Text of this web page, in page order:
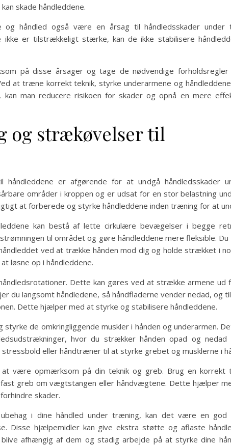
skade håndleddene.
og håndled også være en årsag til håndledsskader under
ikke er tilstrækkeligt stærke, kan de ikke stabilisere
på disse årsager og tage de nødvendige
at træne korrekt teknik, styrke underarmene og
man reducere risikoen for skader og opnå en mere
og strækøvelser til
håndleddene er afgørende for at undgå håndledsskader
områder i kroppen og er udsat for en stor belastning
at forberede og styrke håndleddene inden træning for at
kan bestå af lette cirkulære bevægelser i begge
til området og gøre håndleddene mere fleksible. Du
ved at trække hånden mod dig og holde strækket i
løsne op i håndleddene.
Dette kan gøres ved at strække armene ud
du langsomt håndledene, så håndfladerne vender nedad, og
Dette hjælper med at styrke og stabilisere håndleddene.
de omkringliggende muskler i hånden og underarmen.
hvor du strækker hånden opad og
stressbold eller håndtræner til at styrke grebet og musklerne i
være opmærksom på din teknik og greb. Brug en korrekt
greb om vægtstangen eller håndvægtene. Dette hjælper
skader.
i dine håndled under træning, kan det være en god
Disse hjælpemidler kan give ekstra støtte og aflaste
afhængig af dem og stadig arbejde på at styrke dine